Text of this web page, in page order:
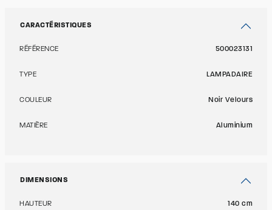
CARACTÉRISTIQUES
RÉFÉRENCE 500023131
TYPE LAMPADAIRE
COULEUR Noir Velours
MATIÈRE Aluminium
DIMENSIONS
HAUTEUR 140 cm